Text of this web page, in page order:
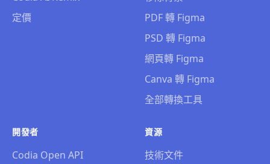
定價
PDF 轉 Figma
PSD 轉 Figma
網頁轉 Figma
Canva 轉 Figma
全部轉換工具
開發者
Codia Open API
資源
技術文件